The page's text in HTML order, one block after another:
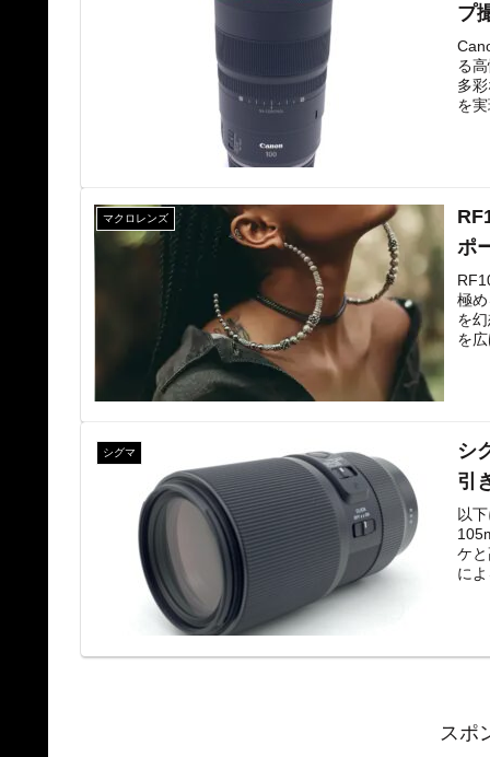
プ
る
多
を
マクロレンズ
ポ
極
を
を
シグマ
シ
引
以
ケ
に
スポ